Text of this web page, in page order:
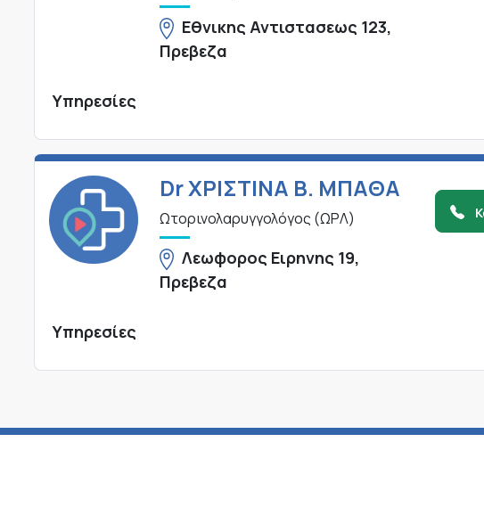
Εθνικης Αντιστασεως 123,
Πρεβεζα
Υπηρεσίες
Dr ΧΡΙΣΤΙΝΑ Β. ΜΠΑΘΑ
Ωτορινολαρυγγολόγος (ΩΡΛ)
Λεωφορος Ειρηνης 19,
Πρεβεζα
Υπηρεσίες